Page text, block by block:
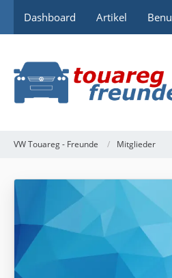
Dashboard Artikel
VW Touareg - Freunde Mitglieder